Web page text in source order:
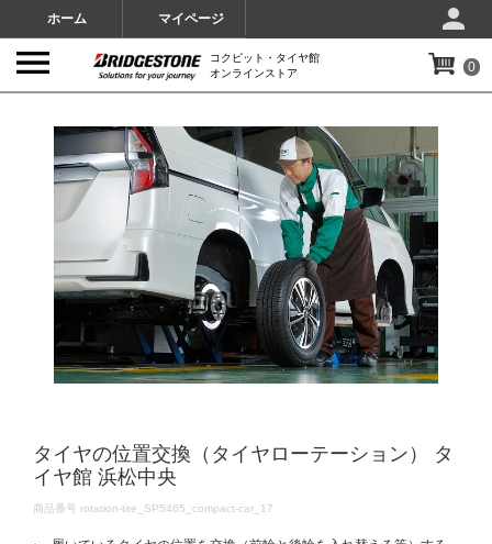
ホーム マイページ
コクピット・タイヤ館
オンラインストア
0
タイヤの位置交換（タイヤローテーション） タ
イヤ館 浜松中央
DETAILS
商品番号 rotation-tire_SP5465_compact-car_17